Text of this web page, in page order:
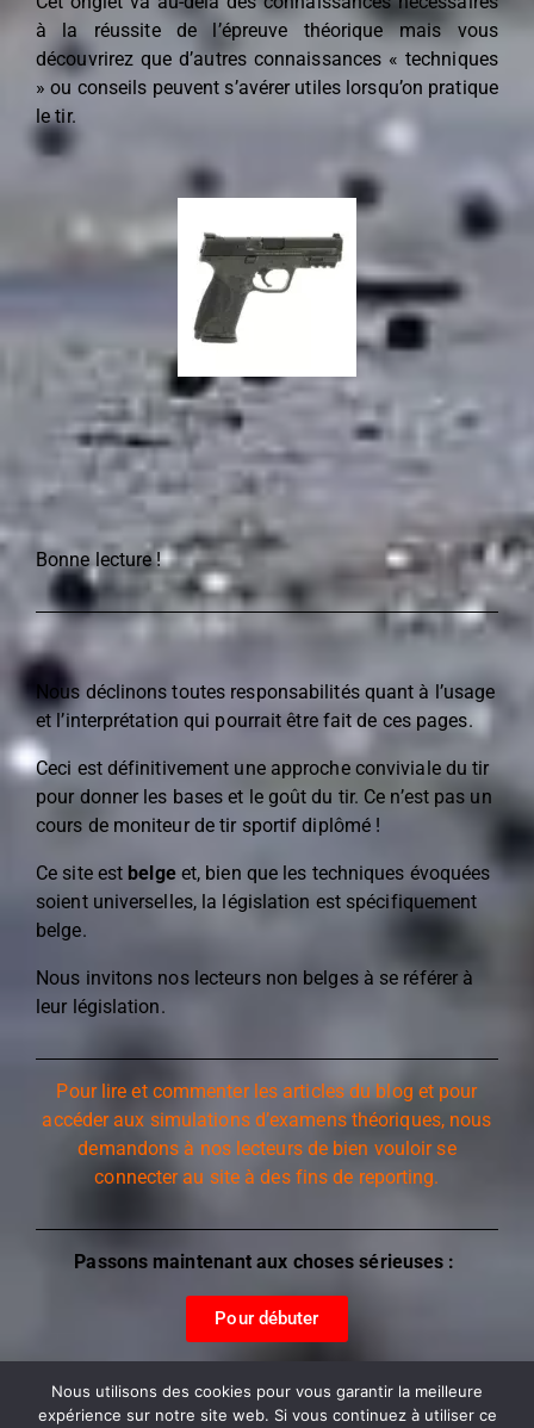
à la réussite de l’épreuve théorique mais vous
découvrirez que d’autres connaissances « techniques
» ou conseils peuvent s’avérer utiles lorsqu’on pratique
le tir.
Bonne lecture !
Nous déclinons toutes responsabilités quant à l’usage
et l’interprétation qui pourrait être fait de ces pages.
Ceci est définitivement une approche conviviale du tir
pour donner les bases et le goût du tir. Ce n’est pas un
cours de moniteur de tir sportif diplômé !
Ce site est belge et, bien que les techniques évoquées
soient universelles, la législation est spécifiquement
belge.
Nous invitons nos lecteurs non belges à se référer à
leur législation.
Pour lire et commenter les articles du blog et pour
accéder aux simulations d’examens théoriques, nous
demandons à nos lecteurs de bien vouloir se
connecter au site à des fins de reporting.
Passons maintenant aux choses sérieuses :
Pour débuter
Nous utilisons des cookies pour vous garantir la meilleure
expérience sur notre site web. Si vous continuez à utiliser ce